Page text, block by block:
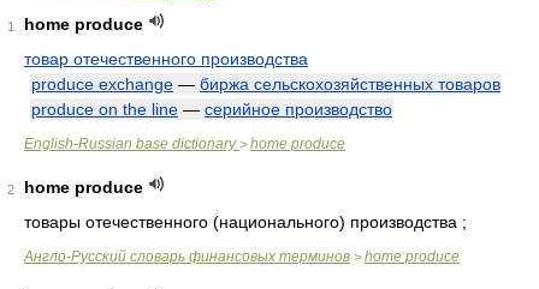
1
home produce
товар отечественного производства
produce exchange — биржа сельскохозяйственных товаров
produce on the line — серийное производство
English-Russian base dictionary> home produce
2
home produce
товары отечественного (национального) производства ;
Англо-Русский словарь финансовых терминов > home produce